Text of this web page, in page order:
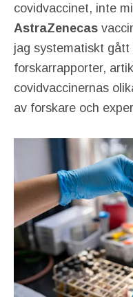
covidvaccinet, inte
AstraZenecas
jag systematiskt
forskarrapporter,
covidvaccinernas
av forskare och